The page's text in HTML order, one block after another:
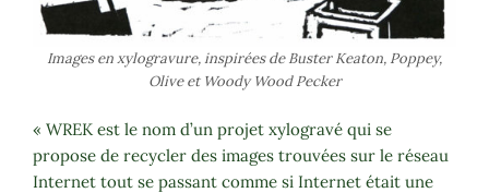
Images en xylogravure, inspirées de Buster Keaton, Poppey,
Olive et Woody Wood Pecker
« WREK est le nom d’un projet xylogravé qui se
propose de recycler des images trouvées sur le réseau
Internet tout se passant comme si Internet était une